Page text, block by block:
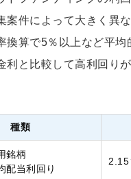
案件によって大きく異
換算で5％以上など平均
利と比較して高利回り
種類
銘柄
配当利回り
2.15